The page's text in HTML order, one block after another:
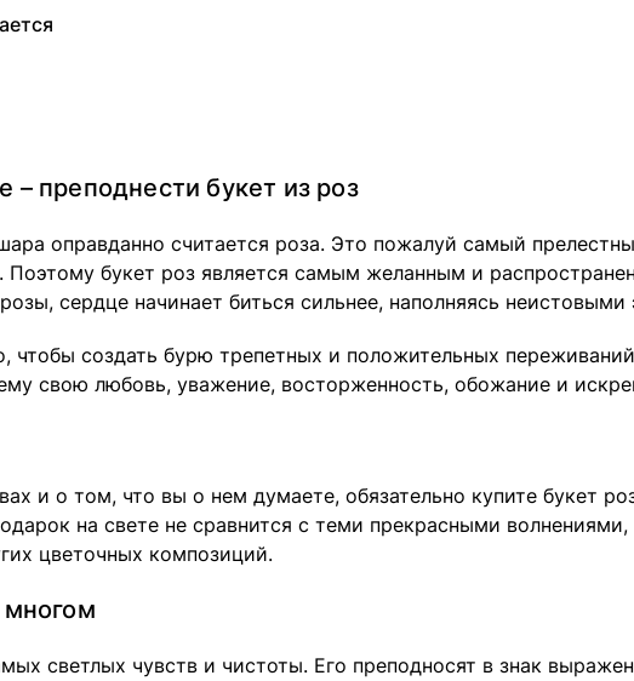
преподнести букет из роз
оправданно считается роза. Это пожалуй самый
букет роз является самым желанным и
сердце начинает биться сильнее, наполняясь
чтобы создать бурю трепетных и положительных
свою любовь, уважение, восторженность, обожание и
и о том, что вы о нем думаете, обязательно купите букет
на свете не сравнится с теми прекрасными
цветочных композиций.
многом
светлых чувств и чистоты. Его преподносят в знак